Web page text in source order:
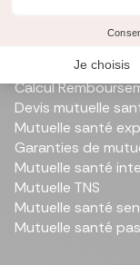
Comparateur de
Meilleure mutuelle
Calcul
Devis mutuelle
Mutuelle santé
Garanties de
Mutuelle santé
Mutuelle TNS
Mutuelle santé
Mutuelle santé